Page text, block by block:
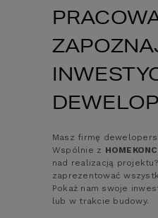
Masz firmę
Wspólnie z
nad realizacją
zaprezentować
Pokaż nam swoje
lub w trakcie budowy.